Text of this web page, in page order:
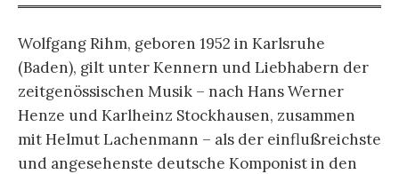
Wolfgang Rihm, geboren 1952 in Karlsruhe
(Baden), gilt unter Kennern und Liebhabern der
zeitgenössischen Musik – nach Hans Werner
Henze und Karlheinz Stockhausen, zusammen
mit Helmut Lachenmann – als der einflußreichste
und angesehenste deutsche Komponist in den